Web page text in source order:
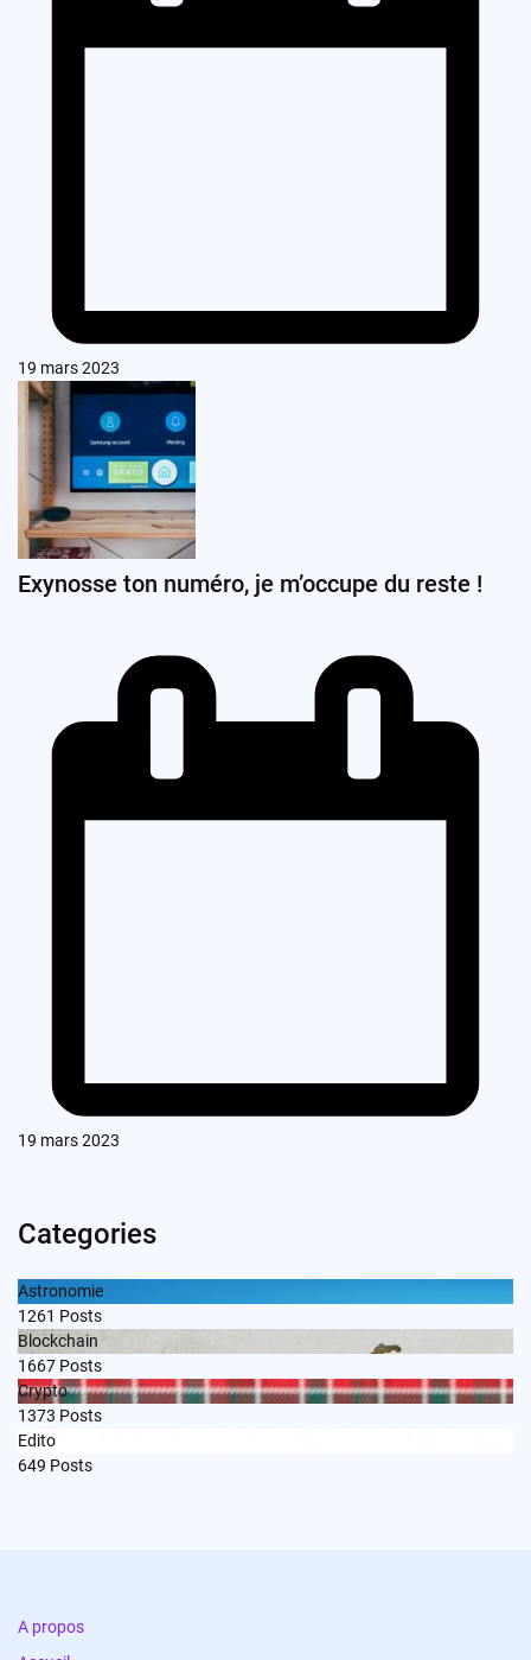
19 mars 2023
Exynosse ton numéro, je m’occupe du reste !
19 mars 2023
Categories
Astronomie
1261 Posts
Blockchain
1667 Posts
Crypto
1373 Posts
Edito
649 Posts
A propos